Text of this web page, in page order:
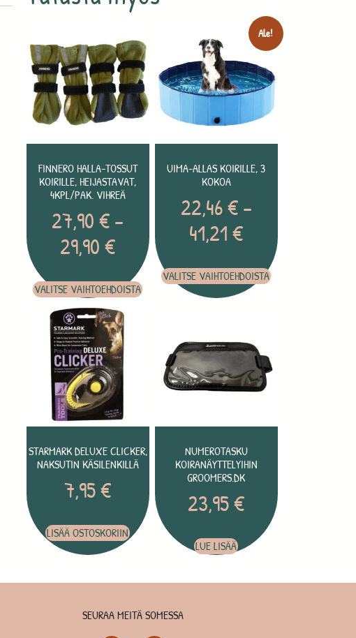
FINNERO HALLA-TOSSUT
KOIRILLE, HEIJASTAVAT,
4KPL/PAK. VIHREÄ
27,90€–
29,90€
VALITSE VAIHTOEHDOISTA
Ale!
UIMA-ALLAS KOIRILLE, 3
KOKOA
22,46€–
41,21€
VALITSE VAIHTOEHDOISTA
STARMARK DELUXE CLICKER,
NAKSUTIN KÄSILENKILLÄ
7,95€
LISÄÄ OSTOSKORIIN
NUMEROTASKU
KOIRANÄYTTELYIHIN
GROOMERS.DK
23,95€
LUE LISÄÄ
SEURAA MEITÄ SOMESSA